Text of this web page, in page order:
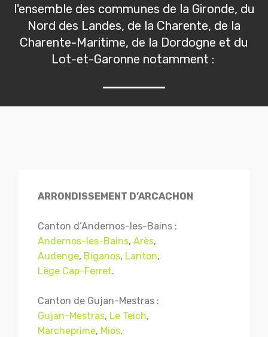
l'ensemble des communes de la Gironde, du
Nord des Landes, de la Charente, de la
Charente-Maritime, de la Dordogne et du
Lot-et-Garonne notamment :
ARRONDISSEMENT D’ARCACHON
Canton d’Andernos-les-Bains :
Andernos-les-Bains, Arès,
Audenge, Biganos, Lanton,
Lège Cap-Ferret.
Canton de Gujan-Mestras :
Gujan-Mestras, Le Teich,
Marcheprime, Mios.